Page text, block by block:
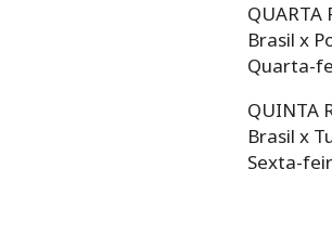
QUARTA
Brasil x
Quarta-
QUINTA
Brasil x
Sexta-